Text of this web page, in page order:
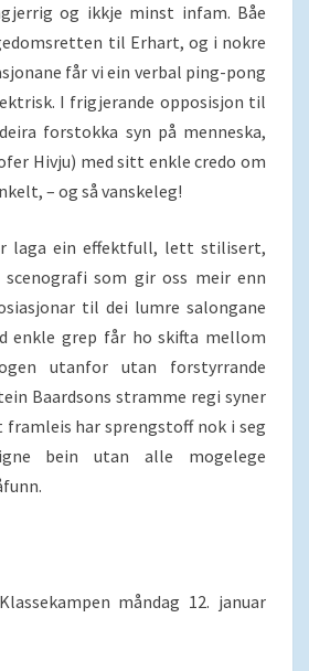
og ikkje minst infam. Båe
til Erhart, og i nokre
får vi ein verbal ping-pong
I frigjerande opposisjon til
forstokka syn på menneska,
Hivju) med sitt enkle credo om
– og så vanskeleg!
laga ein effektfull, lett stilisert,
som gir oss meir enn
til dei lumre salongane
enkle grep får ho skifta mellom
utanfor utan forstyrrande
Baardsons stramme regi syner
framleis har sprengstoff nok i seg
bein utan alle mogelege
måndag 12. januar